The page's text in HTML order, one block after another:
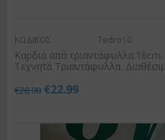
ΚΩΔΙΚΟΣ: Tedro10
Καρδιά από
Τεχνητά Τριαντάφυλλα.
€28.00 €22.99